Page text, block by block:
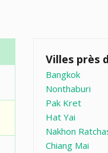
Villes près
Bangkok
Nonthaburi
Pak Kret
Hat Yai
Nakhon
Chiang Mai